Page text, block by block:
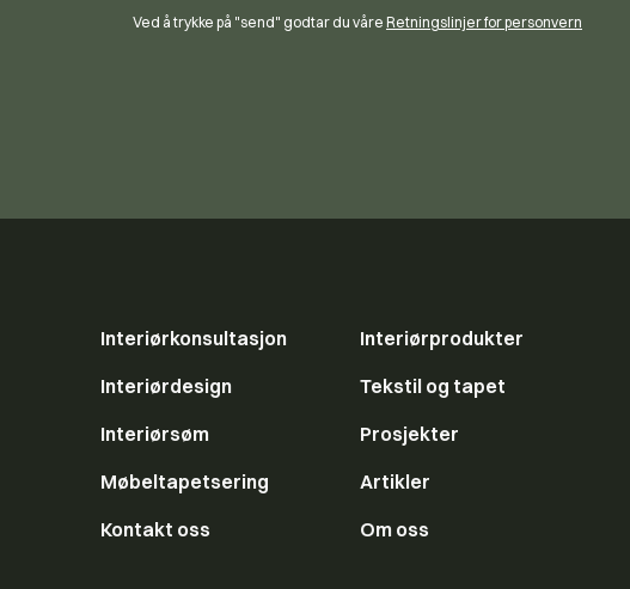
Ved å trykke på "send" godtar du våre Retningslinjer for personvern
Interiørkonsultasjon
Interiørdesign
Interiørsøm
Møbeltapetsering
Kontakt oss
Interiørprodukter
Tekstil og tapet
Prosjekter
Artikler
Om oss